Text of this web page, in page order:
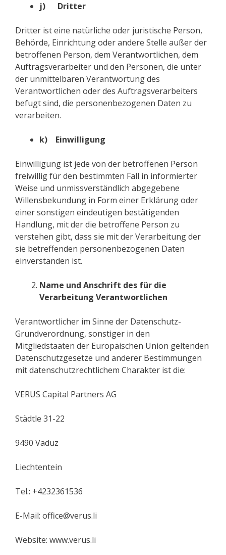
j) Dritter
Dritter ist eine natürliche oder juristische Person,
Behörde, Einrichtung oder andere Stelle außer der
betroffenen Person, dem Verantwortlichen, dem
Auftragsverarbeiter und den Personen, die unter
der unmittelbaren Verantwortung des
Verantwortlichen oder des Auftragsverarbeiters
befugt sind, die personenbezogenen Daten zu
verarbeiten.
k) Einwilligung
Einwilligung ist jede von der betroffenen Person
freiwillig für den bestimmten Fall in informierter
Weise und unmissverständlich abgegebene
Willensbekundung in Form einer Erklärung oder
einer sonstigen eindeutigen bestätigenden
Handlung, mit der die betroffene Person zu
verstehen gibt, dass sie mit der Verarbeitung der
sie betreffenden personenbezogenen Daten
einverstanden ist.
Name und Anschrift des für die
Verarbeitung Verantwortlichen
Verantwortlicher im Sinne der Datenschutz-
Grundverordnung, sonstiger in den
Mitgliedstaaten der Europäischen Union geltenden
Datenschutzgesetze und anderer Bestimmungen
mit datenschutzrechtlichem Charakter ist die:
VERUS Capital Partners AG
Städtle 31-22
9490 Vaduz
Liechtentein
Tel.: +4232361536
E-Mail: office@verus.li
Website: www.verus.li